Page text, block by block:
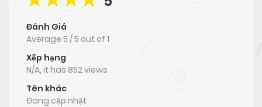
Đánh Giá
Average 5 /5 out of 1
Xếp hạng
N/A, it has 852 views
Tên khác
Đang cập nhật